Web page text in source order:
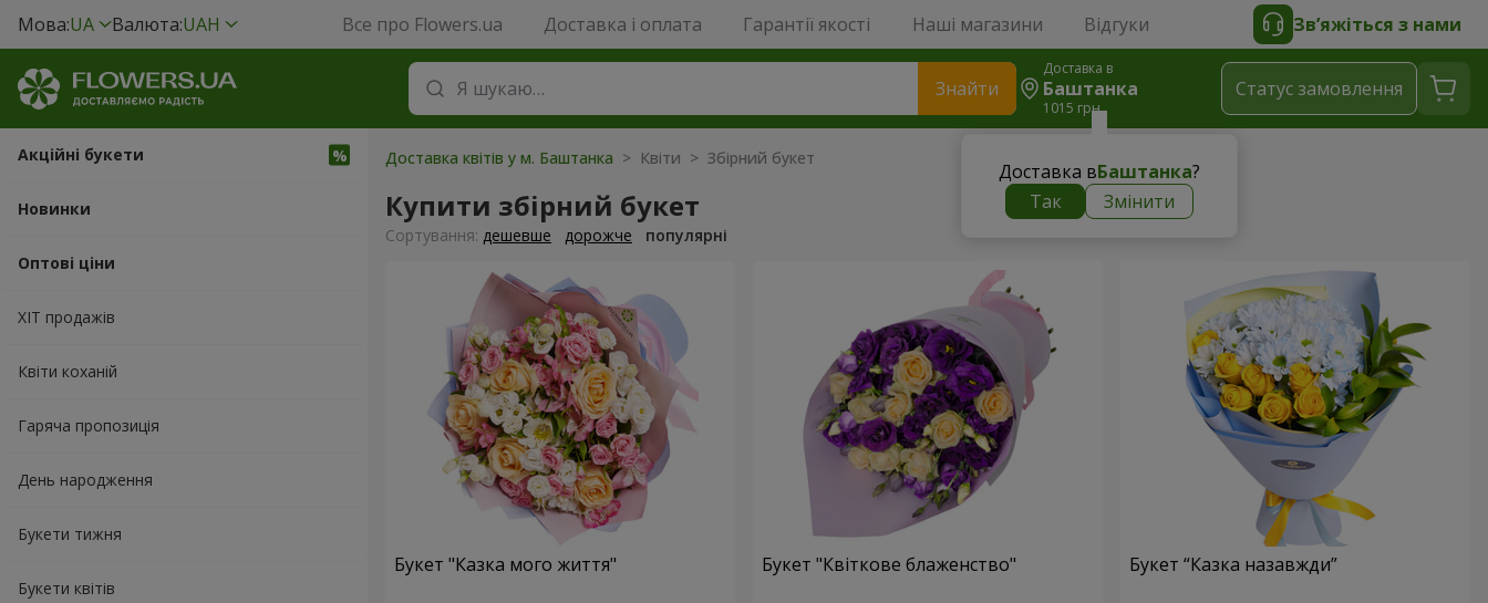
Мова:UA Валюта:UAH Все про Flowers.ua Доставка і оплата Гарантії якості Наші магазини Відгуки Зв’яжіться з нами
Знайти
Доставка в
Баштанка
1015 грн
Доставка вБаштанка?
Так
Змінити
Статус замовлення
Акційні букети
Новинки
Оптові ціни
ХІТ продажів
Квіти коханій
Гаряча пропозиція
День народження
Букети тижня
Букети квітів
Доставка квітів у м. Баштанка > Квіти > Збірний букет
Купити збірний букет
Сортування: дешевше дорожче популярні
Букет "Казка мого життя" Букет "Квіткове блаженство" Букет “Казка назавжди”